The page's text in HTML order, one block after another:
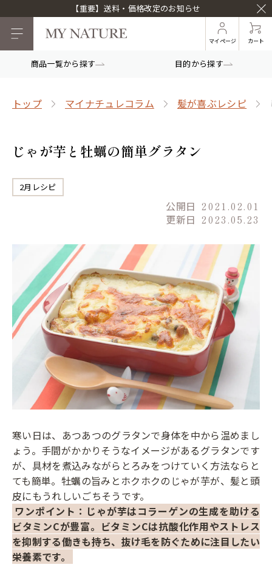
【重要】送料・価格改定のお知らせ
マイページ カート
商品一覧から探す 目的から探す
トップ マイナチュレコラム 髪が喜ぶレシピ
じゃが芋と牡蠣の簡単グラタン
2月レシピ
公開日 2021.02.01
更新日 2023.05.23
寒い日は、あつあつのグラタンで身体を中から温めまし
ょう。手間がかかりそうなイメージがあるグラタンです
が、具材を煮込みながらとろみをつけていく方法ならと
ても簡単。牡蠣の旨みとホクホクのじゃが芋が、髪と頭
皮にもうれしいごちそうです。
ワンポイント：じゃが芋はコラーゲンの生成を助ける
ビタミンCが豊富。ビタミンCは抗酸化作用やストレス
を抑制する働きも持ち、抜け毛を防ぐために注目したい
栄養素です。